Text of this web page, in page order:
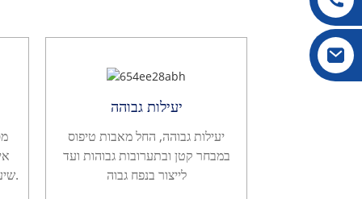
שיענה על צרכי ייצור בקנה מידה גדול.
יעילות גבוהה
יעילות גבוהה, החל מאבות טיפוס
במבחר קטן ובתערובות גבוהות ועד
לייצור בנפח גבוה